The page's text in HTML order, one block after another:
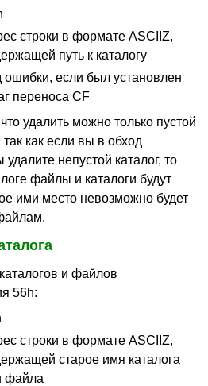
строки в формате ASCIIZ,
путь к каталогу
ошибки, если был установлен
переноса CF
удалить можно только пустой
как если вы в обход
непустой каталог, то
файлы и каталоги будут
ими место невозможно будет
и файлов
56h:
строки в формате ASCIIZ,
старое имя каталога
файла